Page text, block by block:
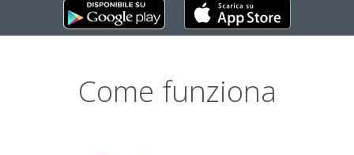
Come funziona